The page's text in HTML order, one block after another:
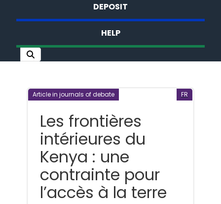
DEPOSIT
HELP
Article in journals of debate FR
Les frontières
intérieures du
Kenya : une
contrainte pour
l’accès à la terre